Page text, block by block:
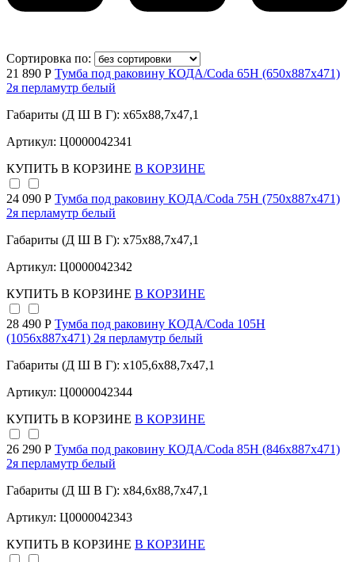
Сортировка по:
21 890 Р Тумба под раковину КОДА/Coda 65Н (650х887х471)
2я перламутр белый
Габариты (Д Ш В Г): x65x88,7x47,1
Артикул: Ц0000042341
КУПИТЬ В КОРЗИНЕ В КОРЗИНЕ
24 090 Р Тумба под раковину КОДА/Coda 75Н (750х887х471)
2я перламутр белый
Габариты (Д Ш В Г): x75x88,7x47,1
Артикул: Ц0000042342
КУПИТЬ В КОРЗИНЕ В КОРЗИНЕ
28 490 Р Тумба под раковину КОДА/Coda 105Н
(1056х887х471) 2я перламутр белый
Габариты (Д Ш В Г): x105,6x88,7x47,1
Артикул: Ц0000042344
КУПИТЬ В КОРЗИНЕ В КОРЗИНЕ
26 290 Р Тумба под раковину КОДА/Coda 85Н (846х887х471)
2я перламутр белый
Габариты (Д Ш В Г): x84,6x88,7x47,1
Артикул: Ц0000042343
КУПИТЬ В КОРЗИНЕ В КОРЗИНЕ